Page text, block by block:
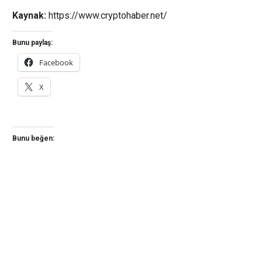
Kaynak: https://www.cryptohaber.net/
Bunu paylaş:
Facebook
X
Bunu beğen: